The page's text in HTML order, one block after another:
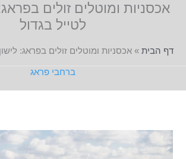
אכסניות ומוטלים זולים
לטייל בגדול
דף הבית »אכסניות ומוטלים זולים בפראג:
ברחבי פראג